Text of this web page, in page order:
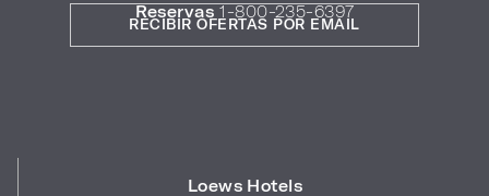
Reservas 1-800-235-6397
Loews Hotels
RECIBIR OFERTAS POR EMAIL